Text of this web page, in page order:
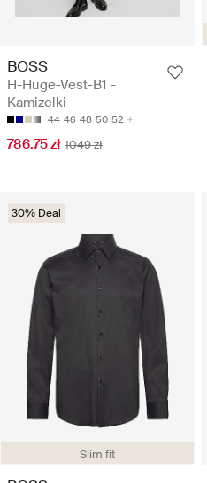
BOSS
H-Huge-Vest-B1 -
Kamizelki
44 46 48 50 52
786.75 zł 1049 zł
Slim fit
30% Deal